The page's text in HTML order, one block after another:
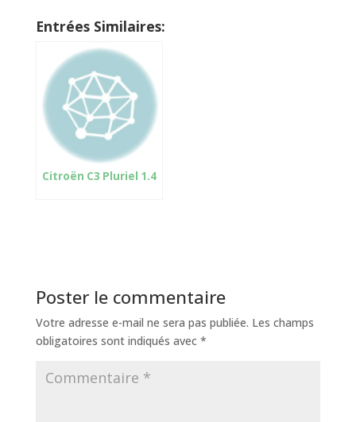
Entrées Similaires:
Citroën C3 Pluriel 1.4
Poster le commentaire
Votre adresse e-mail ne sera pas publiée. Les champs
obligatoires sont indiqués avec *